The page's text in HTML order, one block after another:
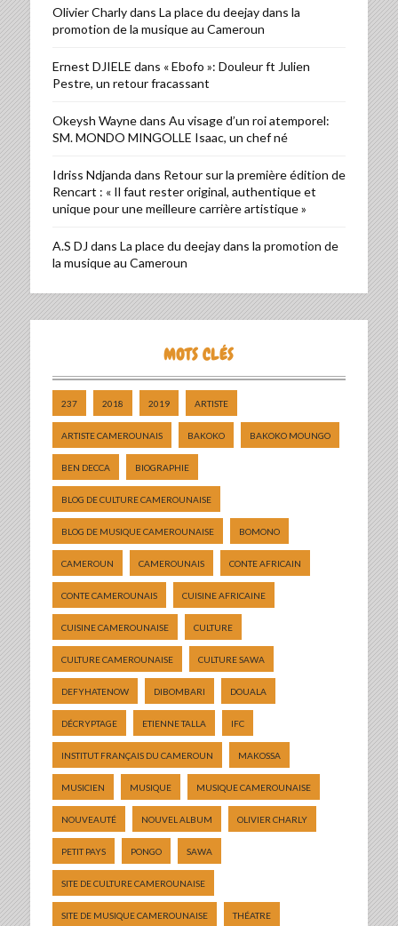
Olivier Charlydans La place du deejay dans la
promotion de la musique au Cameroun
Ernest DJIELE dans « Ebofo »: Douleur ft Julien
Pestre, un retour fracassant
Okeysh Waynedans Au visage d’un roi atemporel:
SM. MONDO MINGOLLE Isaac, un chef né
Idriss Ndjanda dans Retour sur la première édition de
Rencart : « Il faut rester original, authentique et
unique pour une meilleure carrière artistique »
A.S DJ dans La place du deejay dans la promotion de
la musique au Cameroun
MOTS CLÉS
237 2018 2019 ARTISTE
ARTISTE CAMEROUNAIS BAKOKO BAKOKO MOUNGO
BEN DECCA BIOGRAPHIE
BLOG DE CULTURE CAMEROUNAISE
BLOG DE MUSIQUE CAMEROUNAISE BOMONO
CAMEROUN CAMEROUNAIS CONTE AFRICAIN
CONTE CAMEROUNAIS CUISINE AFRICAINE
CUISINE CAMEROUNAISE CULTURE
CULTURE CAMEROUNAISE CULTURE SAWA
DEFYHATENOW DIBOMBARI DOUALA
DÉCRYPTAGE ETIENNE TALLA IFC
INSTITUT FRANÇAIS DU CAMEROUN MAKOSSA
MUSICIEN MUSIQUE MUSIQUE CAMEROUNAISE
NOUVEAUTÉ NOUVEL ALBUM OLIVIER CHARLY
PETIT PAYS PONGO SAWA
SITE DE CULTURE CAMEROUNAISE
SITE DE MUSIQUE CAMEROUNAISE THÉATRE